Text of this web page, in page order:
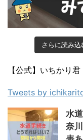
さらに読み込
【公式】いちかり
Tweets by
水
奈